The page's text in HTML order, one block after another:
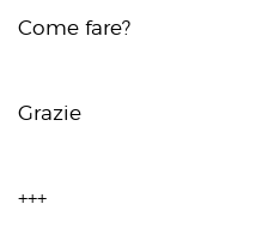
Come fare?
Grazie
+++